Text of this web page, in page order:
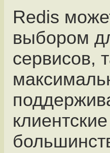
Redis
выбором
сервисов,